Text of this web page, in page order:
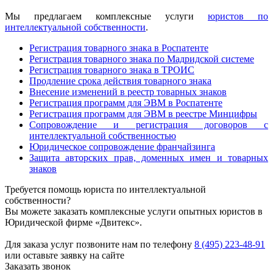
Мы предлагаем комплексные услуги юристов по
интеллектуальной собственности.
Регистрация товарного знака в Роспатенте
Регистрация товарного знака по Мадридской системе
Регистрация товарного знака в ТРОИС
Продление срока действия товарного знака
Внесение изменений в реестр товарных знаков
Регистрация программ для ЭВМ в Роспатенте
Регистрация программ для ЭВМ в реестре Минцифры
Сопровождение и регистрация договоров с
интеллектуальной собственностью
Юридическое сопровождение франчайзинга
Защита авторских прав, доменных имен и товарных
знаков
Требуется помощь юриста по интеллектуальной
собственности?
Вы можете заказать комплексные услуги опытных юристов в
Юридической фирме «Двитекс».
Для заказа услуг позвоните нам по телефону 8 (495) 223-48-91
или оставьте заявку на сайте
Заказать звонок